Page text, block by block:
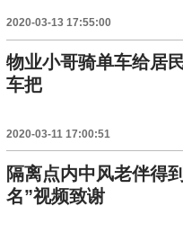
2020-03-13 17:55:00
物业小哥骑单车给居
车把
2020-03-11 17:00:51
隔离点内中风老伴得
名”视频致谢